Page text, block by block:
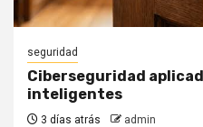
seguridad
Ciberseguridad
inteligentes
3 días atrás admin